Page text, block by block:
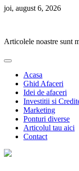
Skip
joi, august 6, 2026
Articolele noastre sunt
Acasa
Ghid Afaceri
Idei de afaceri
Investitii si
Marketing
Ponturi diverse
Articolul tau aici
Contact